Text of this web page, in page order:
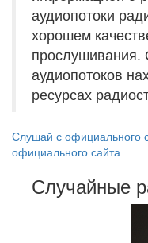
аудиопотоки
хорошем
прослушивания.
аудиопотоков
ресурсах
Слушай с официального
официального сайта
Случайные